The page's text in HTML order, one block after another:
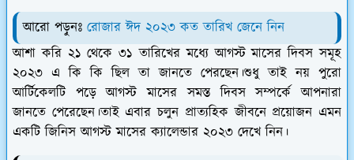
আরো পড়ুনঃ রোজার ঈদ ২০২৩ কত তারিখ জেনে নিন
আশা করি ২১ থেকে ৩১ তারিখের মধ্যে আগস্ট মাসের দিবস সমূহ
২০২৩ এ কি কি ছিল তা জানতে পেরছেন।শুধু তাই নয় পুরো
আর্টিকেলটি পড়ে আগস্ট মাসের সমস্ত দিবস সম্পর্কে আপনারা
জানতে পেরেছেন।তাই এবার চলুন প্রাত্যহিক জীবনে প্রয়োজন এমন
একটি জিনিস আগস্ট মাসের ক্যালেন্ডার ২০২৩ দেখে নিন।